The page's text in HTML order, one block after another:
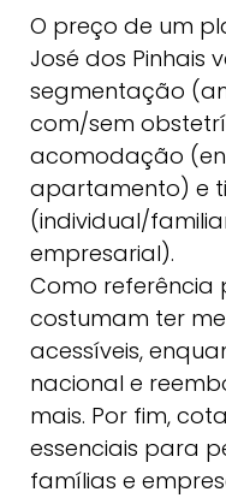
O preço de um
José dos Pinhais
segmentação
com/sem
acomodação
apartamento) e
(individual/
empresarial).
Como referência
costumam ter
acessíveis,
nacional e
mais. Por fim,
essenciais para
famílias e